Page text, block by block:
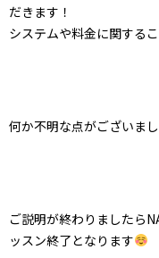
だきます！
システムや料金に関するこ
何か不明な点がございま
ご説明が終わりましたら
ッスン終了となります